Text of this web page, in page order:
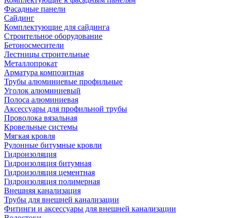
Фасадные панели
Сайдинг
Комплектующие для сайдинга
Строительное оборудование
Бетоносмесители
Лестницы строительные
Металлопрокат
Арматура композитная
Трубы алюминиевые профильные
Уголок алюминиевый
Полоса алюминиевая
Аксессуары для профильной трубы
Проволока вязальная
Кровельные системы
Мягкая кровля
Рулонные битумные кровли
Гидроизоляция
Гидроизоляция битумная
Гидроизоляция цементная
Гидроизоляция полимерная
Внешняя канализация
Трубы для внешней канализации
Фитинги и аксессуары для внешней канализации